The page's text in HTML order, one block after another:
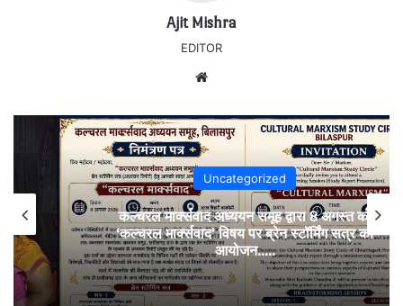
Ajit Mishra
EDITOR
Uncategorized
कल्चरल मार्क्सवाद अध्ययन समूह द्वारा 8 अगस्त को
‘कल्चरल मार्क्सवाद’ विषय पर ब्रेन स्टॉर्मिंग सत्र का
आयोजन…..